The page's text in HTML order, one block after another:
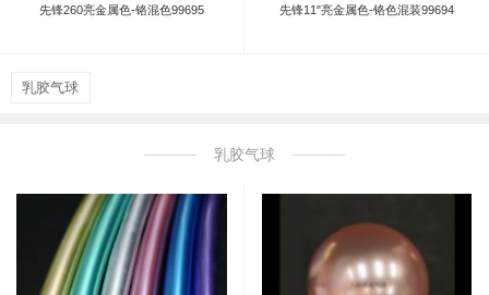
先锋260亮金属色-铬混色99695 先锋11"亮金属色-铬色混装99694
乳胶气球
乳胶气球